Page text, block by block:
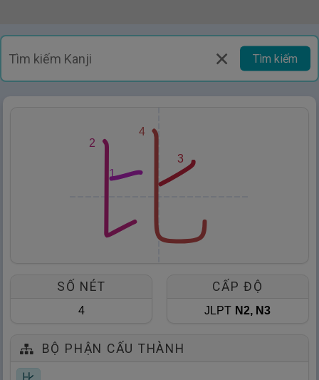
Tìm kiếm
1
2
3
4
SỐ NÉT
4
CẤP ĐỘ
JLPT N2, N3
BỘ PHẬN CẤU THÀNH